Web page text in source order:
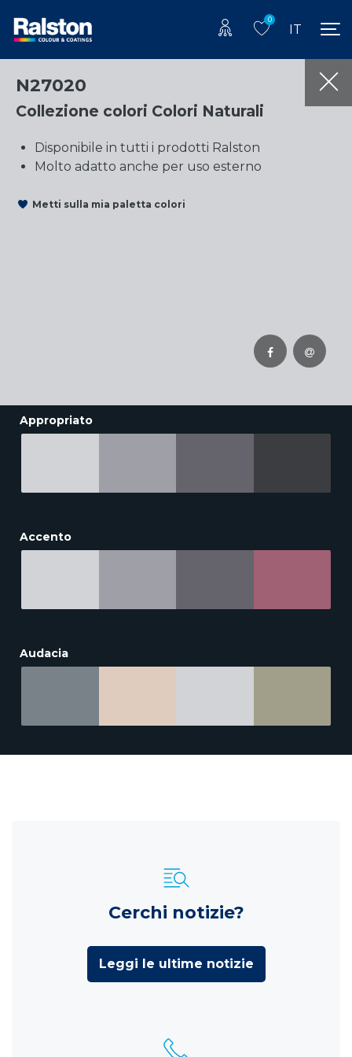
0
IT
N27020
Collezione colori Colori Naturali
Disponibile in tutti i prodotti Ralston
Molto adatto anche per uso esterno
Metti sulla mia paletta colori
Appropriato
Accento
Audacia
Cerchi notizie?
Leggi le ultime notizie